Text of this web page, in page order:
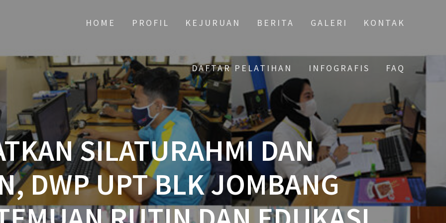
HOME PROFIL KEJURUAN BERITA GALERI KONTAK
DAFTAR PELATIHAN INFOGRAFIS FAQ
SILATURAHMI DAN
DWP UPT BLK JOMBANG